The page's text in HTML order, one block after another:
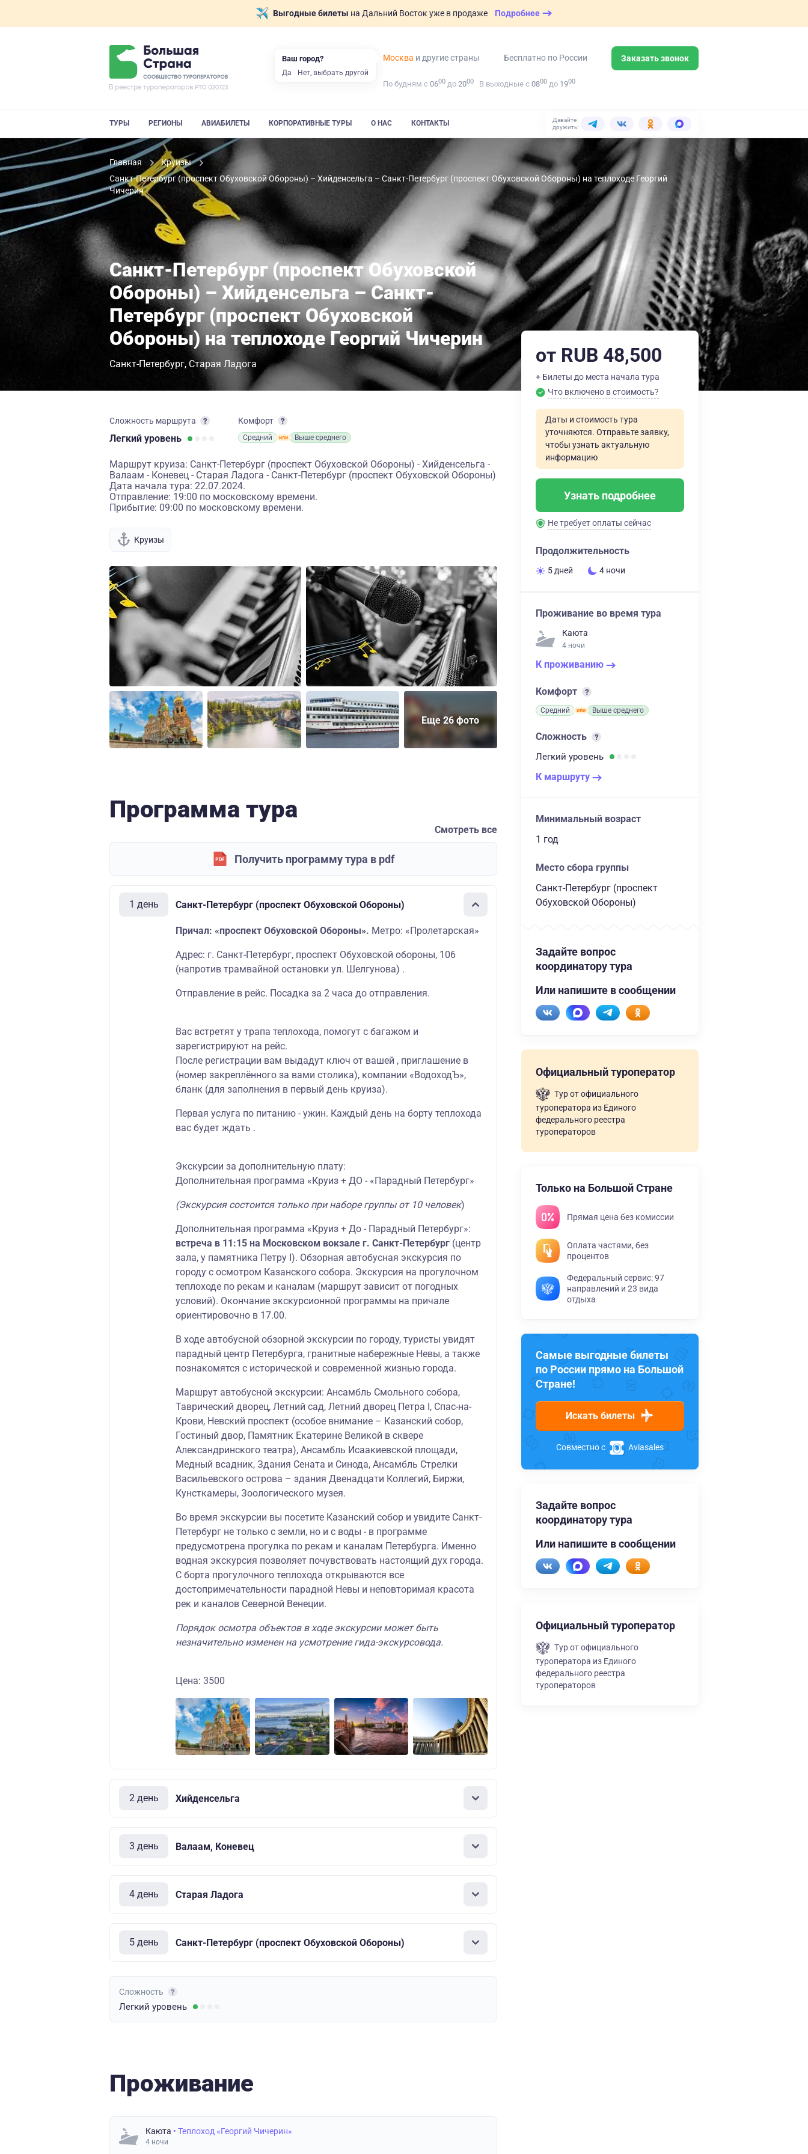
Выгодные билеты на Дальний Восток уже в продаже Подробнее
Москва и другие страны Бесплатно по России Заказать звонок
По будням с 0600 до 2000 В выходные с 0800 до 1900
ТУРЫ РЕГИОНЫ АВИАБИЛЕТЫ КОРПОРАТИВНЫЕ ТУРЫ О НАС КОНТАКТЫ
Давайте
дружить:
Главная
Круизы
Санкт-Петербург (проспект Обуховской Обороны) – Хийденсельга – Санкт-Петербург (проспект Обуховской Обороны) на теплоходе Георгий
Чичерин
Санкт-Петербург (проспект Обуховской
Обороны) – Хийденсельга – Санкт-
Петербург (проспект Обуховской
Обороны) на теплоходе Георгий Чичерин
Санкт-Петербург Старая Ладога
Сложность маршрута
Легкий уровень
Комфорт
Средний Выше среднего
Маршрут круиза: Санкт-Петербург (проспект Обуховской Обороны) - Хийденсельга -
Валаам - Коневец - Старая Ладога - Санкт-Петербург (проспект Обуховской Обороны)
Дата начала тура: 22.07.2024.
Отправление: 19:00 по московскому времени.
Прибытие: 09:00 по московскому времени.
Круизы
Еще 26 фото
Программа тура
Смотреть все
Получить программу тура в pdf
1 день Санкт-Петербург (проспект Обуховской Обороны)
Причал: «проспект Обуховской Обороны». Метро: «Пролетарская»
Адрес: г. Санкт-Петербург, проспект Обуховской обороны, 106
(напротив трамвайной остановки ул. Шелгунова) .
Отправление в рейс. Посадка за 2 часа до отправления.
Вас встретят у трапа теплохода, помогут с багажом и
зарегистрируют на рейс.
После регистрации вам выдадут ключ от вашей , приглашение в
(номер закреплённого за вами столика), компании «ВодоходЪ»,
бланк (для заполнения в первый день круиза).
Первая услуга по питанию - ужин. Каждый день на борту теплохода
вас будет ждать .
Экскурсии за дополнительную плату:
Дополнительная программа «Круиз + ДО - «Парадный Петербург»
(Экскурсия состоится только при наборе группы от 10 человек)
Дополнительная программа «Круиз + До - Парадный Петербург»:
встреча в 11:15 на Московском вокзале г. Санкт-Петербург (центр
зала, у памятника Петру I). Обзорная автобусная экскурсия по
городу с осмотром Казанского собора. Экскурсия на прогулочном
теплоходе по рекам и каналам (маршрут зависит от погодных
условий). Окончание экскурсионной программы на причале
ориентировочно в 17.00.
В ходе автобусной обзорной экскурсии по городу, туристы увидят
парадный центр Петербурга, гранитные набережные Невы, а также
познакомятся с исторической и современной жизнью города.
Маршрут автобусной экскурсии: Ансамбль Смольного собора,
Таврический дворец, Летний сад, Летний дворец Петра I, Спас-на-
Крови, Невский проспект (особое внимание – Казанский собор,
Гостиный двор, Памятник Екатерине Великой в сквере
Александринского театра), Ансамбль Исаакиевской площади,
Медный всадник, Здания Сената и Синода, Ансамбль Стрелки
Васильевского острова – здания Двенадцати Коллегий, Биржи,
Кунсткамеры, Зоологического музея.
Во время экскурсии вы посетите Казанский собор и увидите Санкт-
Петербург не только с земли, но и с воды - в программе
предусмотрена прогулка по рекам и каналам Петербурга. Именно
водная экскурсия позволяет почувствовать настоящий дух города.
С борта прогулочного теплохода открываются все
достопримечательности парадной Невы и неповторимая красота
рек и каналов Северной Венеции.
Порядок осмотра объектов в ходе экскурсии может быть
незначительно изменен на усмотрение гида-экскурсовода.
Цена: 3500
2 день Хийденсельга
3 день Валаам, Коневец
4 день Старая Ладога
5 день Санкт-Петербург (проспект Обуховской Обороны)
Сложность
Легкий уровень
Проживание
Каюта • Теплоход «Георгий Чичерин»
4 ночи
от RUB 48,500
+ Билеты до места начала тура
Что включено в стоимость?
Даты и стоимость тура
уточняются. Отправьте заявку,
чтобы узнать актуальную
информацию
Узнать подробнее
Не требует оплаты сейчас
Продолжительность
5 дней 4 ночи
Проживание во время тура
Каюта
4 ночи
К проживанию
Комфорт
Средний Выше среднего
Сложность
Легкий уровень
К маршруту
Минимальный возраст
1 год
Место сбора группы
Санкт-Петербург (проспект
Обуховской Обороны)
Задайте вопрос
координатору тура
Или напишите в сообщении
Официальный туроператор
Тур от официального
туроператора из Единого
федерального реестра
туроператоров
Только на Большой Стране
Прямая цена без комиссии
Оплата частями, без
процентов
Федеральный сервис: 97
направлений и 23 вида
отдыха
Самые выгодные билеты
по России прямо на Большой
Стране!
Искать билеты
Совместно с Aviasales
Задайте вопрос
координатору тура
Или напишите в сообщении
Официальный туроператор
Тур от официального
туроператора из Единого
федерального реестра
туроператоров
Ваш город?
Да Нет, выбрать другой